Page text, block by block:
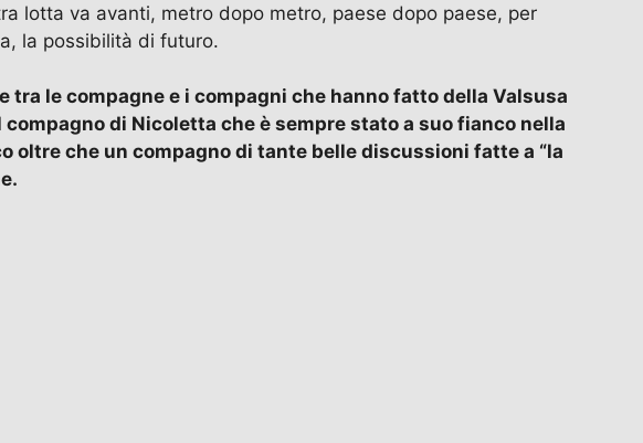
lotta va avanti, metro dopo metro, paese dopo paese, per
la possibilità di futuro.
le compagne e i compagni che hanno fatto della Valsusa
di Nicoletta che è sempre stato a suo fianco nella
oltre che un compagno di tante belle discussioni fatte a “la